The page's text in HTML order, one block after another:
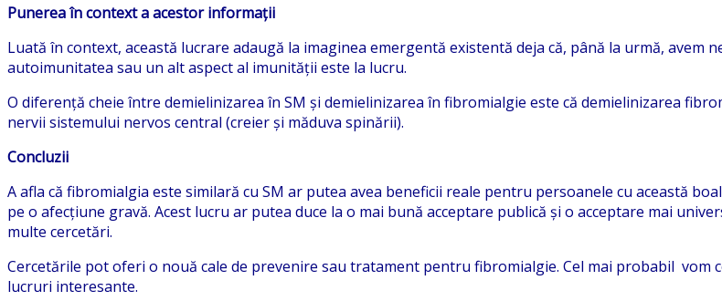
Punerea în context a acestor informații
Luată în context, această lucrare adaugă la imaginea emergentă existentă deja că, până la urmă,
autoimunitatea sau un alt aspect al imunității este la lucru.
O diferență cheie între demielinizarea în SM și demielinizarea în fibromialgie este că demielinizarea
nervii sistemului nervos central (creier și măduva spinării).
Concluzii
A afla că fibromialgia este similară cu SM ar putea avea beneficii reale pentru persoanele cu această
pe o afecțiune gravă. Acest lucru ar putea duce la o mai bună acceptare publică și o acceptare mai
multe cercetări.
Cercetările pot oferi o nouă cale de prevenire sau tratament pentru fibromialgie. Cel mai probabil
lucruri interesante.